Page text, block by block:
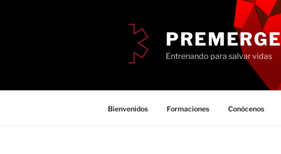
PREMERGE
Entrenando para salvar vidas
Bienvenidos Formaciones Conócenos